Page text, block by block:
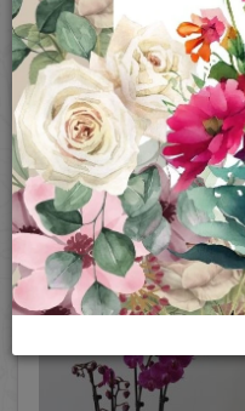
פרטים נוספים
עציץ סחלב סגול 3-4 ענפים